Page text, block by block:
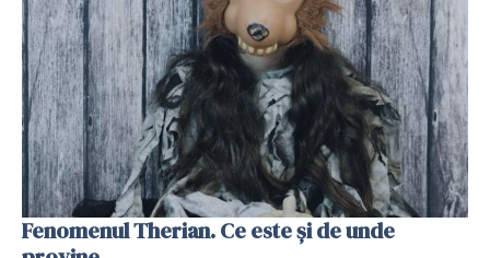
Fenomenul Therian. Ce este și de unde